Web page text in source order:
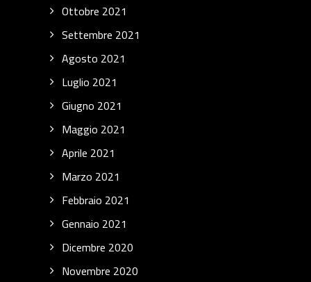
Ottobre 2021
Settembre 2021
Agosto 2021
Luglio 2021
Giugno 2021
Maggio 2021
Aprile 2021
Marzo 2021
Febbraio 2021
Gennaio 2021
Dicembre 2020
Novembre 2020